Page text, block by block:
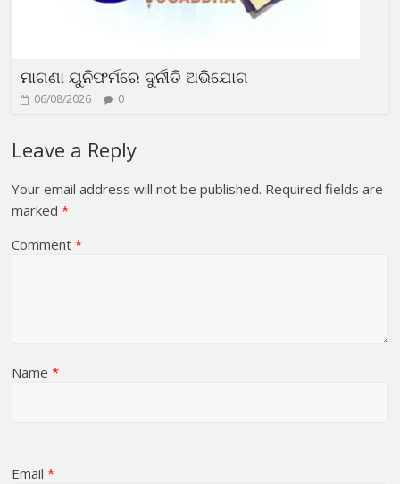
ମାଗଣା ୟୁନିଫର୍ମରେ ଦୁର୍ନୀତି ଅଭିଯୋଗ
06/08/2026 0
Leave a Reply
Your email address will not be published. Required fields are
marked*
Comment*
Name*
Email*